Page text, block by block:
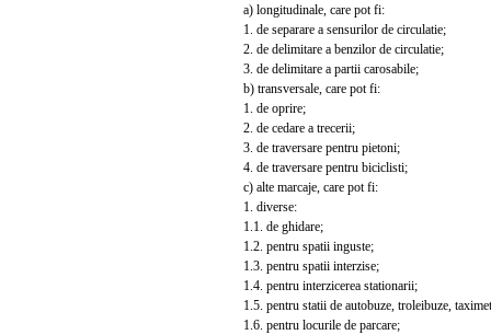
a) longitudinale, care pot fi:
1. de separare a sensurilor de circulatie;
2. de delimitare a benzilor de circulatie;
3. de delimitare a partii carosabile;
b) transversale, care pot fi:
1. de oprire;
2. de cedare a trecerii;
3. de traversare pentru pietoni;
4. de traversare pentru biciclisti;
c) alte marcaje, care pot fi:
1. diverse:
1.1. de ghidare;
1.2. pentru spatii inguste;
1.3. pentru spatii interzise;
1.4. pentru interzicerea stationarii;
1.5. pentru statii de autobuze, troleibuze,
1.6. pentru locurile de parcare;